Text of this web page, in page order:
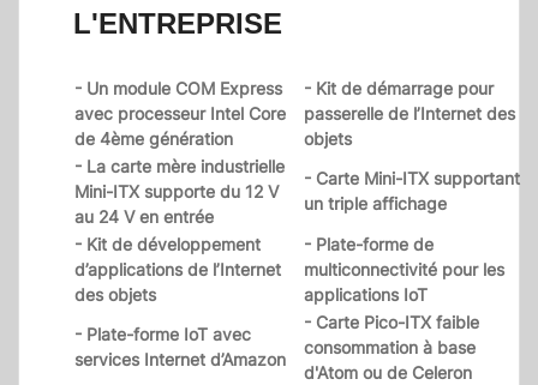
L'ENTREPRISE
- Un module COM Express
avec processeur Intel Core
de 4ème génération
- Kit de démarrage pour
passerelle de l’Internet des
objets
- La carte mère industrielle
Mini-ITX supporte du 12 V
au 24 V en entrée
- Carte Mini-ITX supportant
un triple affichage
- Kit de développement
d’applications de l’Internet
des objets
- Plate-forme de
multiconnectivité pour les
applications IoT
- Plate-forme IoT avec
services Internet d’Amazon
- Carte Pico-ITX faible
consommation à base
d'Atom ou de Celeron